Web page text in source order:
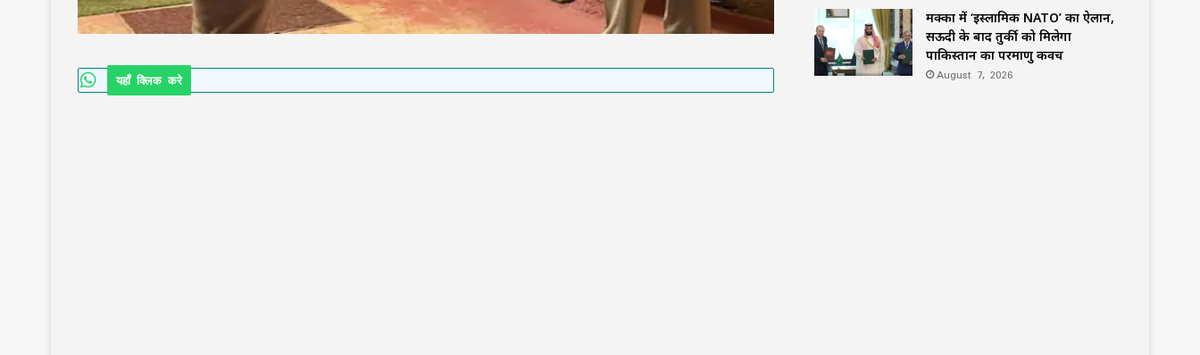
यहाँ क्लिक करे
मक्का में ‘इस्लामिक NATO’ का ऐलान,
सऊदी के बाद तुर्की को मिलेगा
पाकिस्तान का परमाणु कवच
August 7, 2026